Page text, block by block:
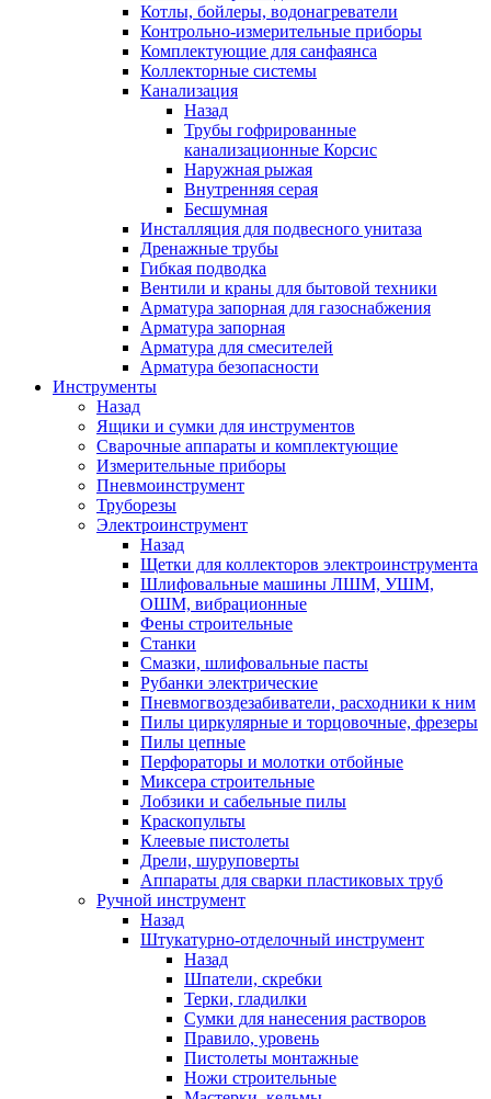
Котлы, бойлеры, водонагреватели
Контрольно-измерительные приборы
Комплектующие для санфаянса
Коллекторные системы
Канализация
Назад
Трубы гофрированные
канализационные Корсис
Наружная рыжая
Внутренняя серая
Бесшумная
Инсталляция для подвесного унитаза
Дренажные трубы
Гибкая подводка
Вентили и краны для бытовой техники
Арматура запорная для газоснабжения
Арматура запорная
Арматура для смесителей
Арматура безопасности
Инструменты
Назад
Ящики и сумки для инструментов
Сварочные аппараты и комплектующие
Измерительные приборы
Пневмоинструмент
Труборезы
Электроинструмент
Назад
Щетки для коллекторов электроинструмента
Шлифовальные машины ЛШМ, УШМ,
ОШМ, вибрационные
Фены строительные
Станки
Смазки, шлифовальные пасты
Рубанки электрические
Пневмогвоздезабиватели, расходники к ним
Пилы циркулярные и торцовочные, фрезеры
Пилы цепные
Перфораторы и молотки отбойные
Миксера строительные
Лобзики и сабельные пилы
Краскопульты
Клеевые пистолеты
Дрели, шуруповерты
Аппараты для сварки пластиковых труб
Ручной инструмент
Назад
Штукатурно-отделочный инструмент
Назад
Шпатели, скребки
Терки, гладилки
Сумки для нанесения растворов
Правило, уровень
Пистолеты монтажные
Ножи строительные